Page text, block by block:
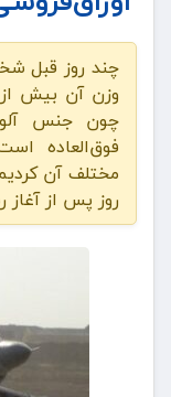
چند روز قبل
وزن آن بیش
چون جنس
فوق‌العاده
روز پس از